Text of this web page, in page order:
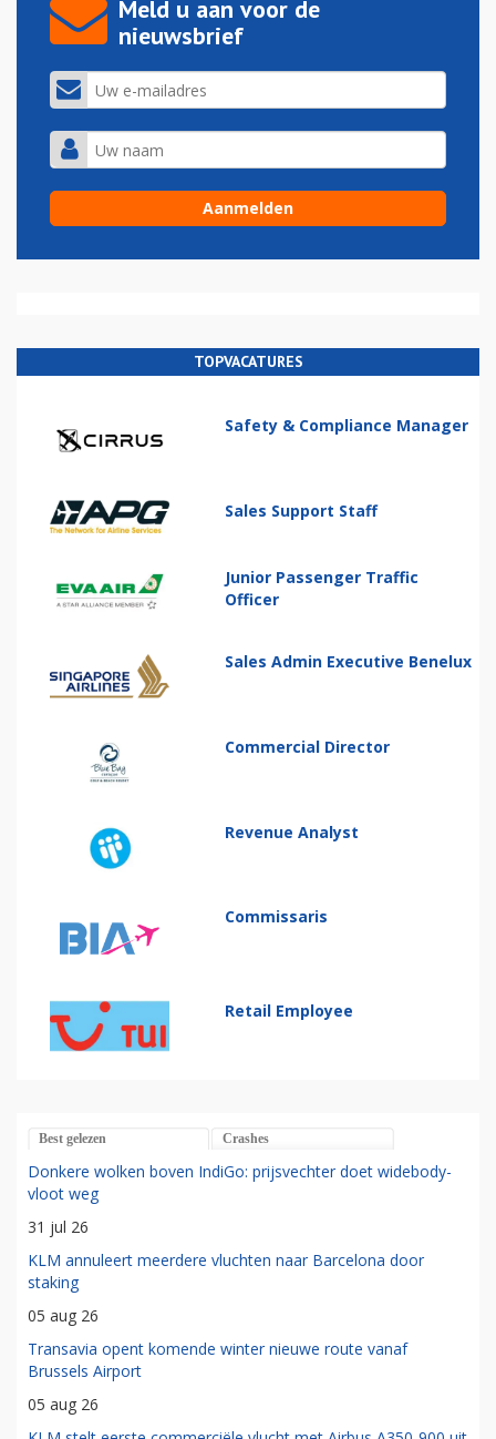
Meld u aan voor de
nieuwsbrief
TOPVACATURES
Safety & Compliance Manager
Sales Support Staff
Junior Passenger Traffic
Officer
Sales Admin Executive Benelux
Commercial Director
Revenue Analyst
Commissaris
Retail Employee
Best gelezen Crashes
Donkere wolken boven IndiGo: prijsvechter doet widebody-
vloot weg
31 jul 26
KLM annuleert meerdere vluchten naar Barcelona door
staking
05 aug 26
Transavia opent komende winter nieuwe route vanaf
Brussels Airport
05 aug 26